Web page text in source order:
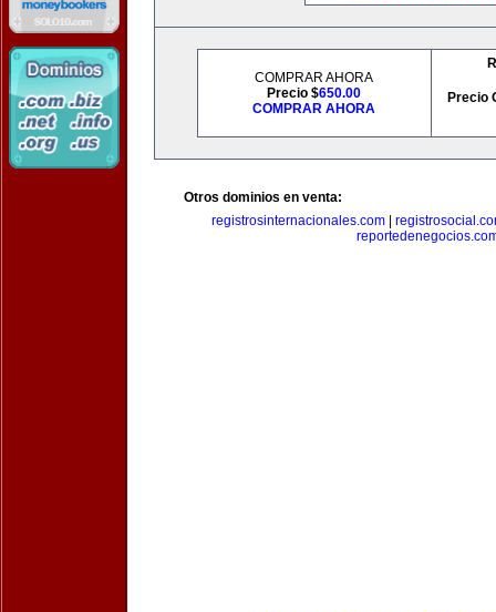
COMPRAR AHORA
Precio $650.00
COMPRAR AHORA
Precio
Otros dominios en venta:
registrosinternacionales.com